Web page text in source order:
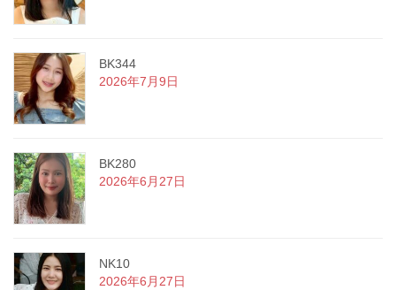
BK344
2026年7月9日
BK280
2026年6月27日
NK10
2026年6月27日